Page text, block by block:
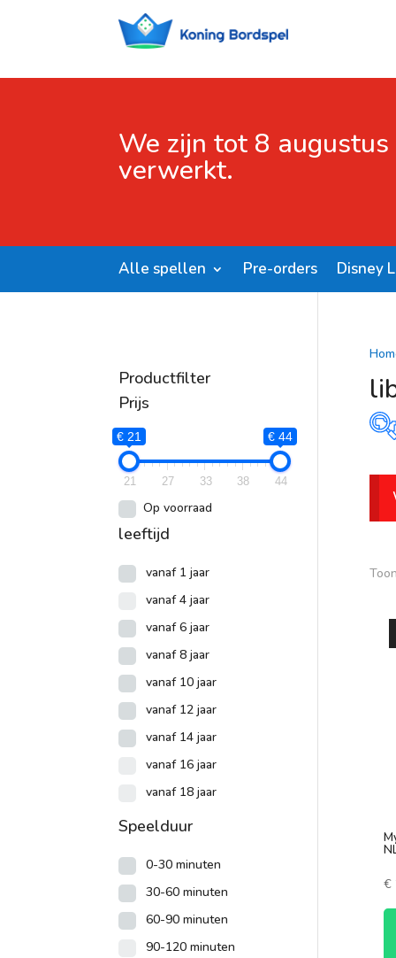
We zijn tot 8
verwerkt.
Alle spellen Pre-orders Disney
€
Productfilter
Prijs
€ 21 € 44
21 27 33 38 44
Op voorraad
leeftijd
vanaf 1 jaar
vanaf 4 jaar
vanaf 6 jaar
vanaf 8 jaar
vanaf 10 jaar
vanaf 12 jaar
vanaf 14 jaar
vanaf 16 jaar
vanaf 18 jaar
Speelduur
0-30 minuten
30-60 minuten
60-90 minuten
90-120 minuten